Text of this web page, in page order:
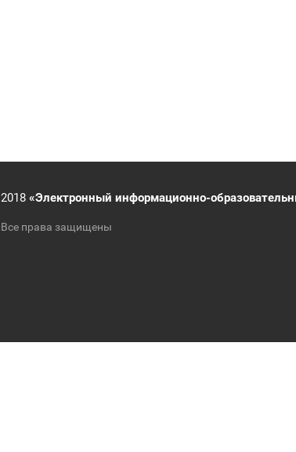
2018 «Электронный информационно-
Все права защищены